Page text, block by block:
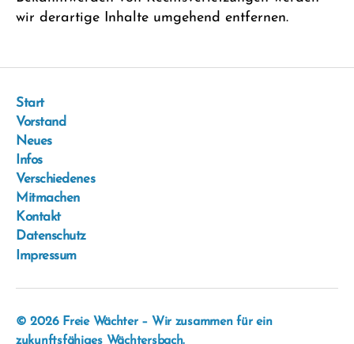
wir derartige Inhalte umgehend entfernen.
Start
Vorstand
Neues
Infos
Verschiedenes
Mitmachen
Kontakt
Datenschutz
Impressum
© 2026 Freie Wächter – Wir zusammen für ein
zukunftsfähiges Wächtersbach.